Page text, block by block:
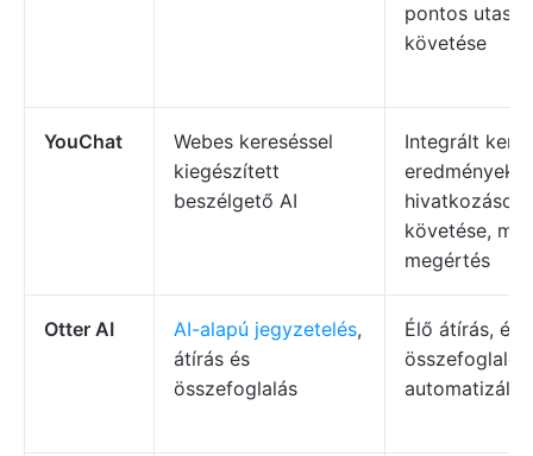
pontos
követése
YouChat
Webes kereséssel
kiegészített
beszélgető AI
Integrált
eredmények,
hivatkozások
követése,
megértés
Otter AI AI-alapú jegyzetelés,
átírás és
összefoglalás
Élő átírás,
összefoglalói,
automatizált